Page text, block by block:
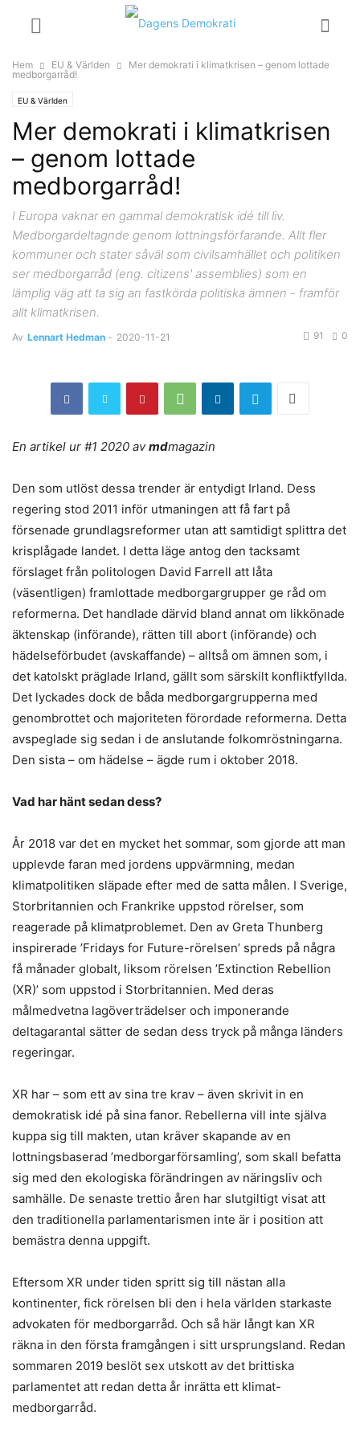
Hem EU & Världen
Mer demokrati i klimatkrisen – genom lottade
medborgarråd!
EU & Världen
Mer demokrati i klimatkrisen
– genom lottade
medborgarråd!
I Europa vaknar en gammal demokratisk idé till liv.
Medborgardeltagnde genom lottningsförfarande. Allt fler
kommuner och stater såväl som civilsamhället och politiken
ser medborgarråd (eng. citizens' assemblies) som en
lämplig väg att ta sig an fastkörda politiska ämnen - framför
allt klimatkrisen.
Av Lennart Hedman - 2020-11-21 0
91
En artikel ur #1 2020 avmdmagazin
Den som utlöst dessa trender är entydigt Irland. Dess
regering stod 2011 inför utmaningen att få fart på
försenade grundlagsreformer utan att samtidigt splittra det
krisplågade landet. I detta läge antog den tacksamt
förslaget från politologen David Farrell att låta
(väsentligen) framlottade medborgargrupper ge råd om
reformerna. Det handlade därvid bland annat om likkönade
äktenskap (införande), rätten till abort (införande) och
hädelseförbudet (avskaffande) – alltså om ämnen som, i
det katolskt präglade Irland, gällt som särskilt konfliktfyllda.
Det lyckades dock de båda medborgargrupperna med
genombrottet och majoriteten förordade reformerna. Detta
avspeglade sig sedan i de anslutande folkomröstningarna.
Den sista – om hädelse – ägde rum i oktober 2018.
Vad har hänt sedan dess?
År 2018 var det en mycket het sommar, som gjorde att man
upplevde faran med jordens uppvärmning, medan
klimatpolitiken släpade efter med de satta målen. I Sverige,
Storbritannien och Frankrike uppstod rörelser, som
reagerade på klimatproblemet. Den av Greta Thunberg
inspirerade ’Fridays for Future-rörelsen’ spreds på några
få månader globalt, liksom rörelsen ’Extinction Rebellion
(XR)’ som uppstod i Storbritannien. Med deras
målmedvetna lagöverträdelser och imponerande
deltagarantal sätter de sedan dess tryck på många länders
regeringar.
XR har – som ett av sina tre krav – även skrivit in en
demokratisk idé på sina fanor. Rebellerna vill inte själva
kuppa sig till makten, utan kräver skapande av en
lottningsbaserad ’medborgarförsamling’, som skall befatta
sig med den ekologiska förändringen av näringsliv och
samhälle. De senaste trettio åren har slutgiltigt visat att
den traditionella parlamentarismen inte är i position att
bemästra denna uppgift.
Eftersom XR under tiden spritt sig till nästan alla
kontinenter, fick rörelsen bli den i hela världen starkaste
advokaten för medborgarråd. Och så här långt kan XR
räkna in den första framgången i sitt ursprungsland. Redan
sommaren 2019 beslöt sex utskott av det brittiska
parlamentet att redan detta år inrätta ett klimat-
medborgarråd.